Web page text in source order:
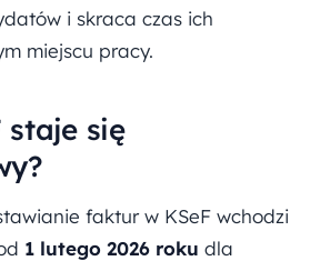
i skraca czas ich
miejscu pracy.
staje się
faktur w KSeF wchodzi
1 lutego 2026 roku dla